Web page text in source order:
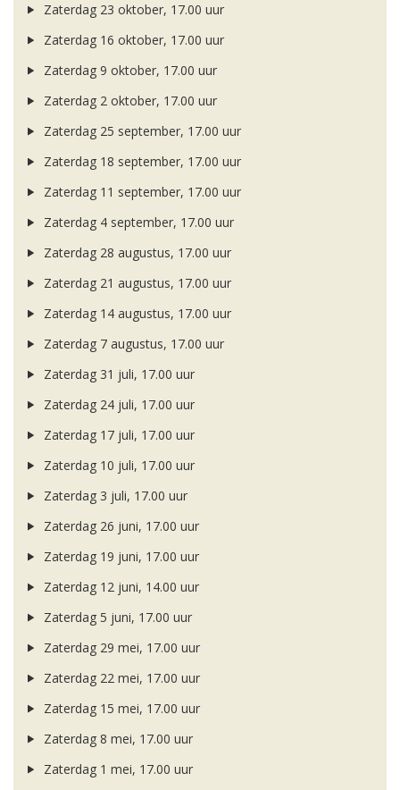
Zaterdag 23 oktober, 17.00 uur
Zaterdag 16 oktober, 17.00 uur
Zaterdag 9 oktober, 17.00 uur
Zaterdag 2 oktober, 17.00 uur
Zaterdag 25 september, 17.00 uur
Zaterdag 18 september, 17.00 uur
Zaterdag 11 september, 17.00 uur
Zaterdag 4 september, 17.00 uur
Zaterdag 28 augustus, 17.00 uur
Zaterdag 21 augustus, 17.00 uur
Zaterdag 14 augustus, 17.00 uur
Zaterdag 7 augustus, 17.00 uur
Zaterdag 31 juli, 17.00 uur
Zaterdag 24 juli, 17.00 uur
Zaterdag 17 juli, 17.00 uur
Zaterdag 10 juli, 17.00 uur
Zaterdag 3 juli, 17.00 uur
Zaterdag 26 juni, 17.00 uur
Zaterdag 19 juni, 17.00 uur
Zaterdag 12 juni, 14.00 uur
Zaterdag 5 juni, 17.00 uur
Zaterdag 29 mei, 17.00 uur
Zaterdag 22 mei, 17.00 uur
Zaterdag 15 mei, 17.00 uur
Zaterdag 8 mei, 17.00 uur
Zaterdag 1 mei, 17.00 uur